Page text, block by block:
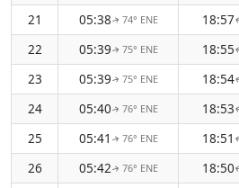
21 05:38↑ 74° ENE 18:57
22
05:39↑ 75° ENE 18:55
23
05:39↑ 75° ENE 18:54
24
05:40↑ 76° ENE 18:53
25
05:41 ↑ 76° ENE 18:51
26
05:42↑ 76° ENE 18:50